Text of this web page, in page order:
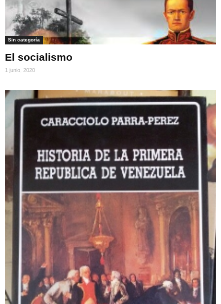
Sin categoría
El socialismo
1 junio, 2020